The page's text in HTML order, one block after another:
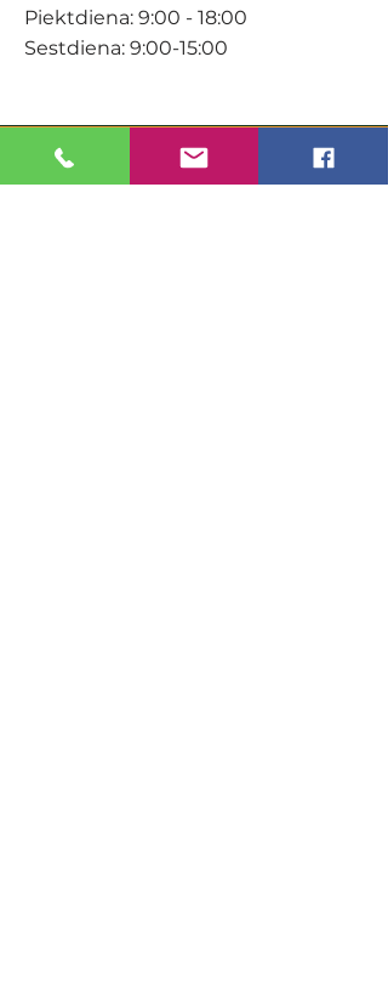
Piektdiena: 9:00 - 18:00
Sestdiena: 9:00-15:00
KONTAKTI